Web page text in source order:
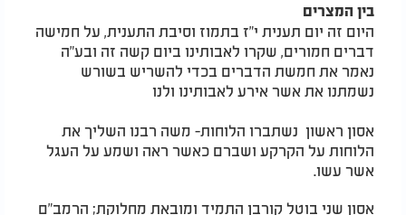
בין המצרים
היום זה יום תענית י"ז בתמוז וסיבת התענית, על חמישה
דברים חמורים, שקרו לאבותינו ביום קשה זה ובע"ה
נאמר את חמשת הדברים בכדי להשריש בשורש
נשמתנו את אשר אירע לאבותינו ולנו
אסון ראשון נשתברו הלוחות- משה רבנו השליך את
הלוחות על הקרקע ושברם כאשר ראה ושמע על העגל
אשר עשו.
אסון שני בוטל קורבן התמיד ומובאת מחלוקת; הרמב"ם